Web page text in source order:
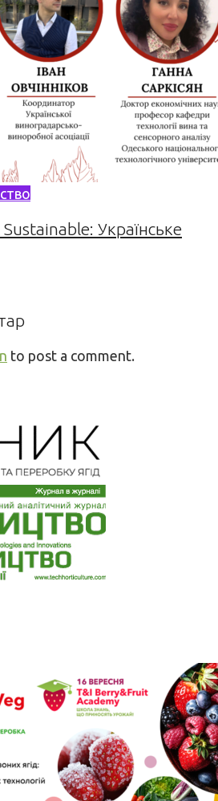
Українське
to post a comment.